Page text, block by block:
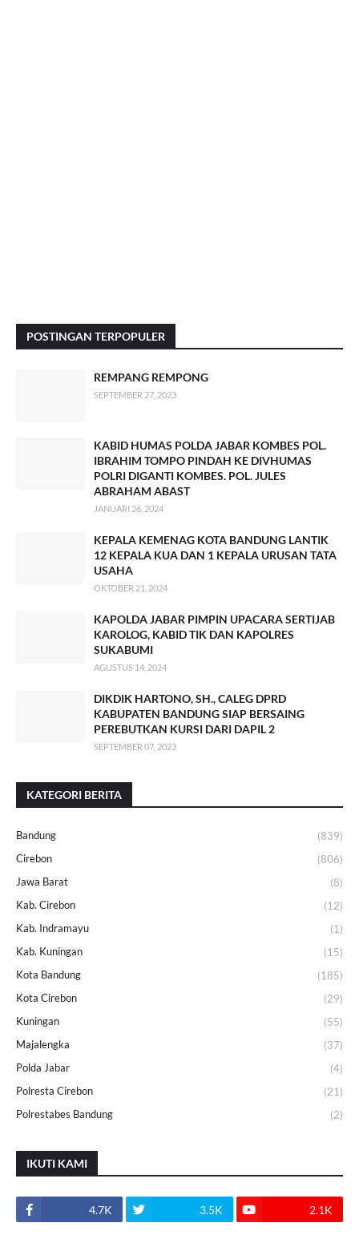
POSTINGAN TERPOPULER
REMPANG REMPONG
SEPTEMBER 27, 2023
KABID HUMAS POLDA JABAR KOMBES POL.
IBRAHIM TOMPO PINDAH KE DIVHUMAS
POLRI DIGANTI KOMBES. POL. JULES
ABRAHAM ABAST
JANUARI 26, 2024
KEPALA KEMENAG KOTA BANDUNG LANTIK
12 KEPALA KUA DAN 1 KEPALA URUSAN TATA
USAHA
OKTOBER 21, 2024
KAPOLDA JABAR PIMPIN UPACARA SERTIJAB
KAROLOG, KABID TIK DAN KAPOLRES
SUKABUMI
AGUSTUS 14, 2024
DIKDIK HARTONO, SH., CALEG DPRD
KABUPATEN BANDUNG SIAP BERSAING
PEREBUTKAN KURSI DARI DAPIL 2
SEPTEMBER 07, 2023
KATEGORI BERITA
Bandung
(839)
Cirebon
(806)
Jawa Barat
(8)
Kab. Cirebon
(12)
Kab. Indramayu
(1)
Kab. Kuningan
(15)
Kota Bandung
(185)
Kota Cirebon
(29)
Kuningan
(55)
Majalengka
(37)
Polda Jabar
(4)
Polresta Cirebon
(21)
Polrestabes Bandung
(2)
IKUTI KAMI
4.7K 3.5K 2.1K